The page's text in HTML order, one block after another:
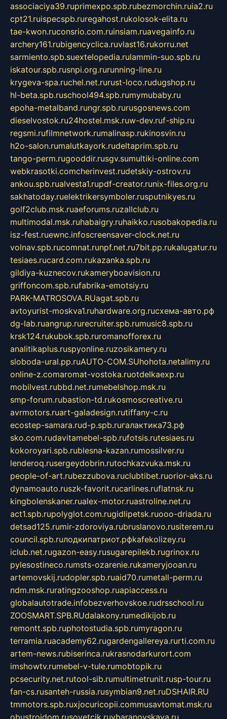
associaciya39.ruprimexpo.spb.rubezmorchin.ruia2.ru
cpt21.ruispecspb.ruregahost.rukolosok-elita.ru
tae-kwon.ruconsrio.com.ruinsiam.ruavegainfo.ru
archery161.rubigencyclica.ruvlast16.rukorru.net
sarmiento.spb.suextelopedia.rulammin-suo.spb.ru
iskatour.spb.rusnpi.org.rurunning-line.ru
krygeva-spa.ruchel.net.rurust-loco.rudugshop.ru
hl-beta.spb.ruschool494.spb.rumymubaby.ru
epoha-metalband.rungr.spb.rurusgosnews.com
dieselvostok.ru24hostel.msk.ruw-dev.ruf-ship.ru
regsmi.rufilmnetwork.rumalinasp.rukinosvin.ru
h2o-salon.rumalutkayork.rudeltaprim.spb.ru
tango-perm.rugooddir.rusgv.sumultiki-online.com
webkrasotki.comcherinvest.rudetskiy-ostrov.ru
ankou.spb.rualvesta1.rupdf-creator.runix-files.org.ru
sakhatoday.ruelektrikersymboler.rusputnikyes.ru
golf2club.msk.ruaeforums.ruzallclub.ru
multimodal.msk.ruhabaigry.ruhaikko.rusobakopedia.ru
isz-fest.ruewnc.infoscreensaver-clock.net.ru
volnav.spb.rucomnat.runpf.net.ru7bit.pp.rukalugatur.ru
tesiaes.rucard.com.rukazanka.spb.ru
gildiya-kuznecov.rukameryboavision.ru
griffoncom.spb.rufabrika-emotsiy.ru
PARK-MATROSOVA.RUagat.spb.ru
avtoyurist-moskva1.ruhardware.org.ruсхема-авто.рф
dg-lab.ruangrup.rurecruiter.spb.rumusic8.spb.ru
krsk124.rukubok.spb.ruromanofforex.ru
analitikaplus.ruspyonline.ruzosikamery.ru
sloboda-ural.pp.ruAUTO-COM.SUhohota.netalimy.ru
online-z.comaromat-vostoka.ruotdelkaexp.ru
mobilvest.rubbd.net.rumebelshop.msk.ru
smp-forum.rubastion-td.rukosmoscreative.ru
avrmotors.ruart-galadesign.rutiffany-c.ru
ecostep-samara.rud-p.spb.ruгалактика73.рф
sko.com.rudavitamebel-spb.rufotsis.rutesiaes.ru
kokoroyari.spb.rublesna-kazan.rumossilver.ru
lenderoq.rusergeydobrin.rutochkazvuka.msk.ru
people-of-art.rubezzubova.ruclubtibet.ruorior-aks.ru
dynamoauto.ruszk-favorit.rucarlines.ruflatnsk.ru
kingbolenskaner.rualex-motor.ruastroline.net.ru
act1.spb.rupolyglot.com.rugidlipetsk.ruooo-driada.ru
detsad125.rumir-zdoroviya.rubruslanovo.rusiterem.ru
council.spb.ruлодкипатриот.рфkafekolizey.ru
iclub.net.rugazon-easy.rusugarepilekb.rugrinox.ru
pylesostineco.rumsts-ozarenie.rukameryjooan.ru
artemovskij.rudopler.spb.ruaid70.rumetall-perm.ru
ndm.msk.ruratingzooshop.ruapiaccess.ru
globalautotrade.infobezverhovskoe.rudrsschool.ru
ZOOSMART.SPB.RUdalakony.rumedikijob.ru
remontt.spb.ruphotostudia.spb.rumyragon.ru
terramia.ruacademy62.rugardengallereya.rurti.com.ru
artem-news.rubiserinca.rukrasnodarkurort.com
imshowtv.rumebel-v-tule.rumobtopik.ru
pcsecurity.net.rutool-sib.rumultimetrunit.rusp-tour.ru
fan-cs.rusanteh-russia.rusymbian9.net.ruDSHAIR.RU
tmmotors.spb.ruxjocuricopii.commusavtomat.msk.ru
obustrojdom.rusovetcik.ruybaranovskaya.ru